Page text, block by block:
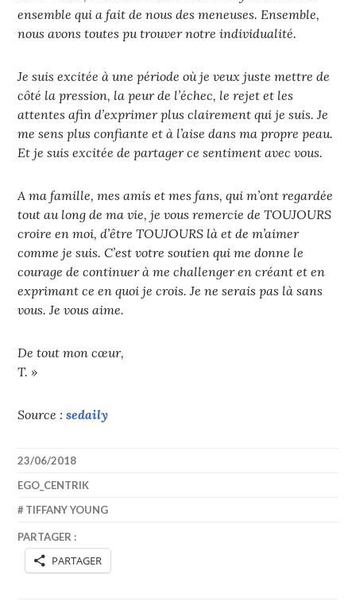
ensemble qui a fait de nous des meneuses. Ensemble,
nous avons toutes pu trouver notre individualité.
Je suis excitée à une période où je veux juste mettre de
côté la pression, la peur de l’échec, le rejet et les
attentes afin d’exprimer plus clairement qui je suis. Je
me sens plus confiante et à l’aise dans ma propre peau.
Et je suis excitée de partager ce sentiment avec vous.
A ma famille, mes amis et mes fans, qui m’ont regardée
tout au long de ma vie, je vous remercie de TOUJOURS
croire en moi, d’être TOUJOURS là et de m’aimer
comme je suis. C’est votre soutien qui me donne le
courage de continuer à me challenger en créant et en
exprimant ce en quoi je crois. Je ne serais pas là sans
vous. Je vous aime.
De tout mon cœur,
T. »
Source :sedaily
23/06/2018
EGO_CENTRIK
TIFFANY YOUNG
PARTAGER :
PARTAGER